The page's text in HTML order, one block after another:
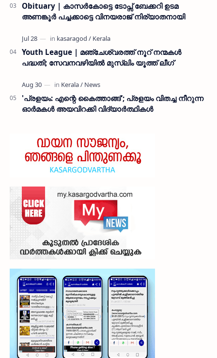
Obituary | കാസർകോട്ടെ ടോപ്സ് ബേക്കറി ഉടമ
അണങ്കൂർ പച്ചക്കാട്ടെ വിനയരാജ് നിര്യാതനായി
Youth League | മഞ്ചേശ്വരത്ത് നൂറ് നന്മകൾ
പദ്ധതി; സേവനവഴിയിൽ മുസ്ലിം യൂത്ത് ലീഗ്
'പ്രളയം: എന്റെ കൈത്താങ്ങ്'; പ്രളയം വിതച്ച നീറുന്ന
ഓര്‍മകള്‍ അയവിറക്കി വിദ്യാര്‍ത്ഥികള്‍